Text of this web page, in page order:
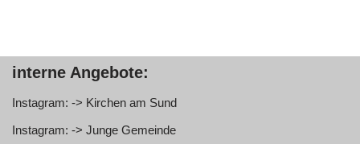
interne Angebote:
Instagram: -> Kirchen am Sund
Instagram: -> Junge Gemeinde